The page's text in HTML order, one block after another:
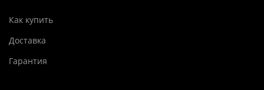
Как купить
Доставка
Гарантия